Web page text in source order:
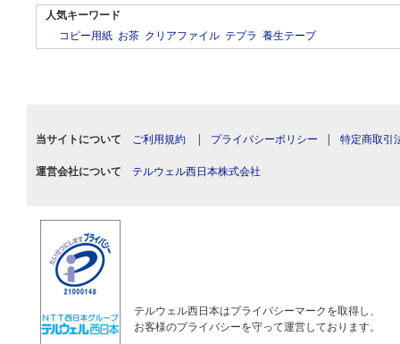
人気キーワード
コピー用紙 お茶 クリアファイル テプラ 養生テープ
当サイトについて ご利用規約 | プライバシーポリシー | 特定商取引
運営会社について テルウェル西日本株式会社
テルウェル西日本はプライバシーマークを取得し、
お客様のプライバシーを守って運営しております。